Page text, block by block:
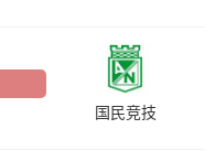
国民竞技